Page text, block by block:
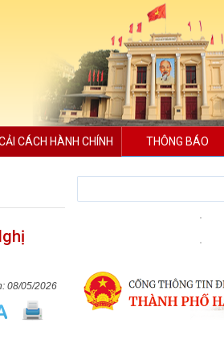
CÁCH HÀNH CHÍNH THÔNG BÁO
08/05/2026
Nghị quyết Quy định mức
thẩm quyền của Hội đồng
TTHC chưa đủ điều kiện
Cổng Dịch vụ...
Xã Bình Giang tổ chức